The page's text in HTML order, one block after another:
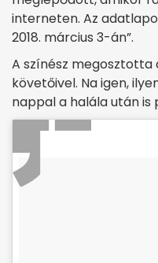
interneten. Az
2018. március 3-án”.
A színész
követőivel. Na igen,
nappal a halála után is